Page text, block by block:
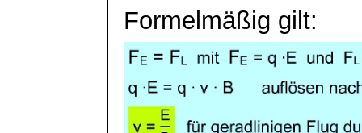
Formelmäßig gilt: